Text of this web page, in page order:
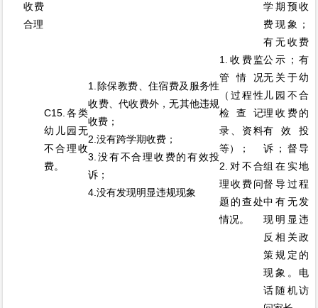
收费
合理
C15.各类
幼儿园无
不合理收
费。
1.除保教费、住宿费及服务性
收费、代收费外，无其他违规
收费；
2.没有跨学期收费；
3.没有不合理收费的有效投
诉；
4.没有发现明显违规现象
1.收费监
管情况
（过程性
检查记
录、资料
等）；
2.对不合
理收费问
题的查处
情况。
学期预收
费现象；
有无收费
公示；有
无关于幼
儿园不合
理收费的
有效投
诉；督导
组在实地
督导过程
中有无发
现明显违
反相关政
策规定的
现象。电
话随机访